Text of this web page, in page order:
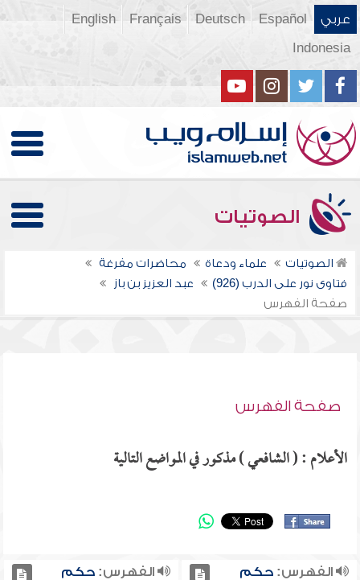
عربي Español
Deutsch
Français
English
Indonesia
الصوتيات
الصوتيات علماء ودعاة
محاضرات مفرغة
فتاوى نور على الدرب (926)
عبد العزيز بن باز
صفحة الفهرس
صفحة الفهرس
الأعلام : ( الشافعي ) مذكور في المواضع التالية
الفهرس:حكم
الفهرس:حكم